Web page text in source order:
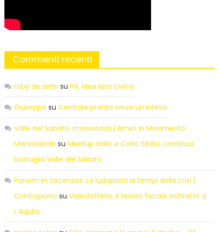
Commenti recenti
roby de zerbi su Pd, idea lista civica
Giuseppe su Centrale pronta serve un’intesa
Valle del Sabato: cronostoria | Amici in Movimento
Manocalzati su Meetup Grillo e Carlo Sibilia, continua
battaglia Valle del Sabato
Panem et circenses. La ludopatia ai tempi della crisi |
Contropiano su Videolotterie, il tesoro fiscale sottratto a
L’Aquila